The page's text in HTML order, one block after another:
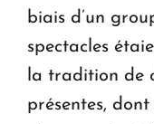
biais d’un
spectacles
la tradition de
présentes,